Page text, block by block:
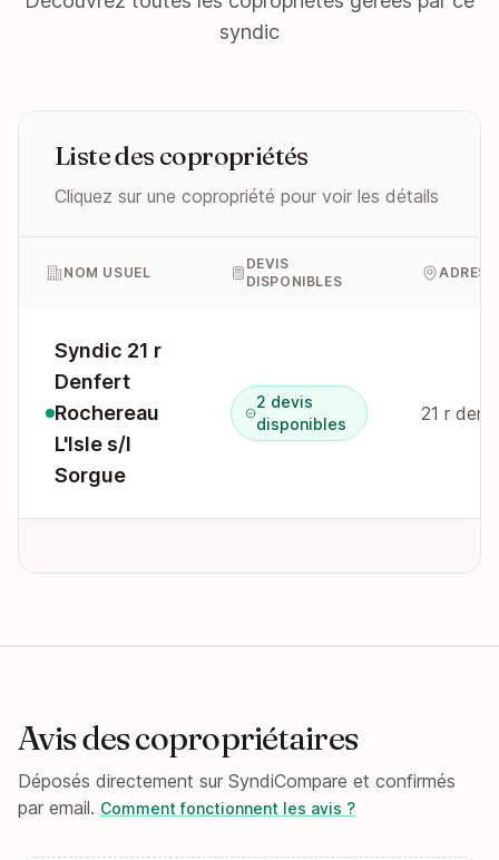
syndic
Liste des copropriétés
Cliquez sur une copropriété pour voir les détails
NOM USUEL
DEVIS
DISPONIBLES
Syndic 21 r
Denfert
Rochereau
L'Isle s/l
Sorgue
2 devis
disponibles
Avis des copropriétaires
Déposés directement sur SyndiCompare et confirmés
par email. Comment fonctionnent les avis ?